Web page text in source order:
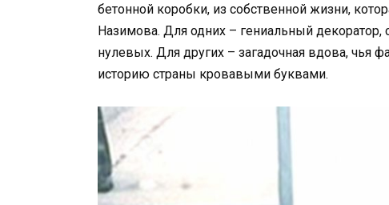
бетонной коробки, из собственной жизни,
Назимова. Для одних – гениальный
нулевых. Для других – загадочная вдова, чья
историю страны кровавыми буквами.